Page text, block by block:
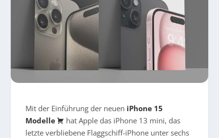
Mit der Einführung der neuen iPhone 15
Modelle
hat Apple das iPhone 13 mini, das
letzte verbliebene Flaggschiff-iPhone unter sechs